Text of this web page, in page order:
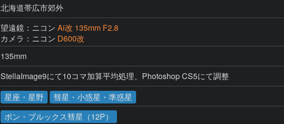
北海道帯広市郊外
望遠鏡：ニコン Ai改 135mm F2.8
カメラ：ニコン D600改
135mm
StellaImage9にて10コマ加算平均処理、Photoshop CS5にて調整
星座・星野
彗星・小惑星・準惑星
ポン・ブルックス彗星（12P）